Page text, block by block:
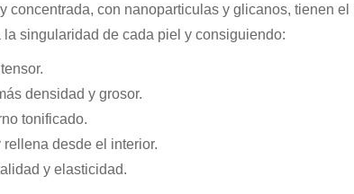
concentrada, con nanoparticulas y glicanos, tienen
singularidad de cada piel y consiguiendo:
densidad y grosor.
tonificado.
desde el interior.
y elasticidad.